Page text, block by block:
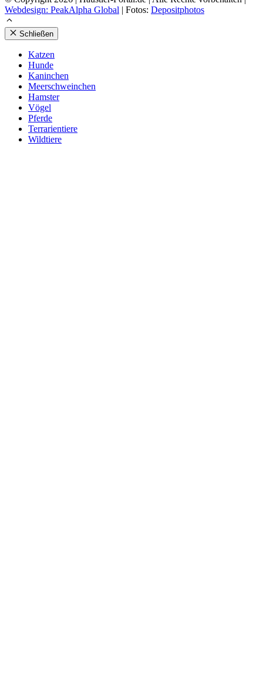
Webdesign: PeakAlpha Global | Fotos: Depositphotos
Schließen
Kat­zen
Hun­de
Kanin­chen
Meer­schwein­chen
Hams­ter
Vögel
Pfer­de
Ter­ra­ri­en­tie­re
Wild­tie­re